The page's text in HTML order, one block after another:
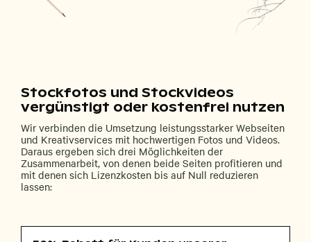
Stockfotos und Stockvideos
vergünstigt oder kostenfrei nutzen
Wir verbinden die Umsetzung leistungsstarker Webseiten
und Kreativservices mit hochwertigen Fotos und Videos.
Daraus ergeben sich drei Möglichkeiten der
Zusammenarbeit, von denen beide Seiten profitieren und
mit denen sich Lizenzkosten bis auf Null reduzieren
lassen: